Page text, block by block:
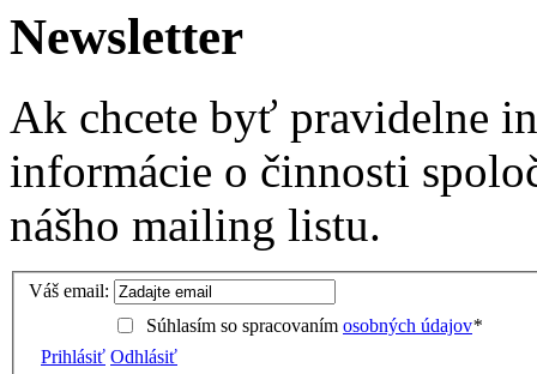
Newsletter
Ak chcete byť pravidelne
informácie o činnosti
nášho mailing listu.
Váš email:
Súhlasím so spracovaním osobných údajov*
Prihlásiť Odhlásiť